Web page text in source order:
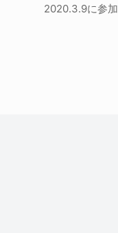
2020.3.9に参加